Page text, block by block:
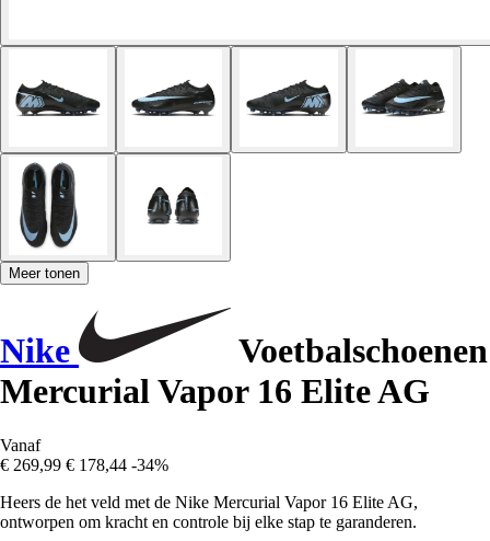
Meer tonen
Nike
Voetbalschoenen
Mercurial Vapor 16 Elite AG
Vanaf
€ 269,99 € 178,44 -34%
Heers de het veld met de Nike Mercurial Vapor 16 Elite AG,
ontworpen om kracht en controle bij elke stap te garanderen.